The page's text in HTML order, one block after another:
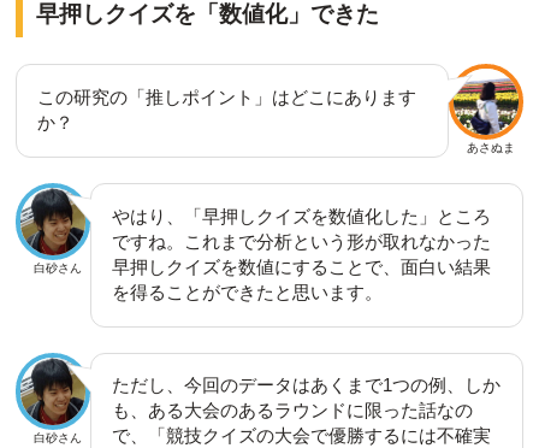
早押しクイズを「数値化」できた
あさぬま
この研究の「推しポイント」はどこにあります
か？
白砂さん
やはり、「早押しクイズを数値化した」ところ
ですね。これまで分析という形が取れなかった
早押しクイズを数値にすることで、面白い結果
を得ることができたと思います。
白砂さん
ただし、今回のデータはあくまで1つの例、しか
も、ある大会のあるラウンドに限った話なの
で、「競技クイズの大会で優勝するには不確実